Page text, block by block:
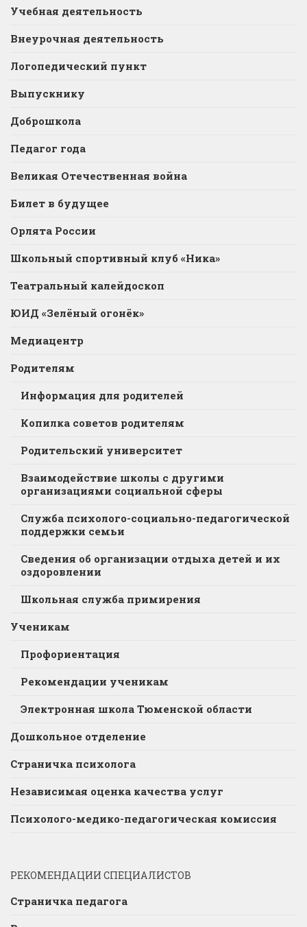
Учебная деятельность
Внеурочная деятельность
Логопедический пункт
Выпускнику
Доброшкола
Педагог года
Великая Отечественная война
Билет в будущее
Орлята России
Школьный спортивный клуб «Ника»
Театральный калейдоскоп
ЮИД «Зелёный огонёк»
Медиацентр
Родителям
Информация для родителей
Копилка советов родителям
Родительский университет
Взаимодействие школы с другими
организациями социальной сферы
Служба психолого-социально-педагогической
поддержки семьи
Сведения об организации отдыха детей и их
оздоровлении
Школьная служба примирения
Ученикам
Профориентация
Рекомендации ученикам
Электронная школа Тюменской области
Дошкольное отделение
Страничка психолога
Независимая оценка качества услуг
Психолого-медико-педагогическая комиссия
РЕКОМЕНДАЦИИ СПЕЦИАЛИСТОВ
Страничка педагога